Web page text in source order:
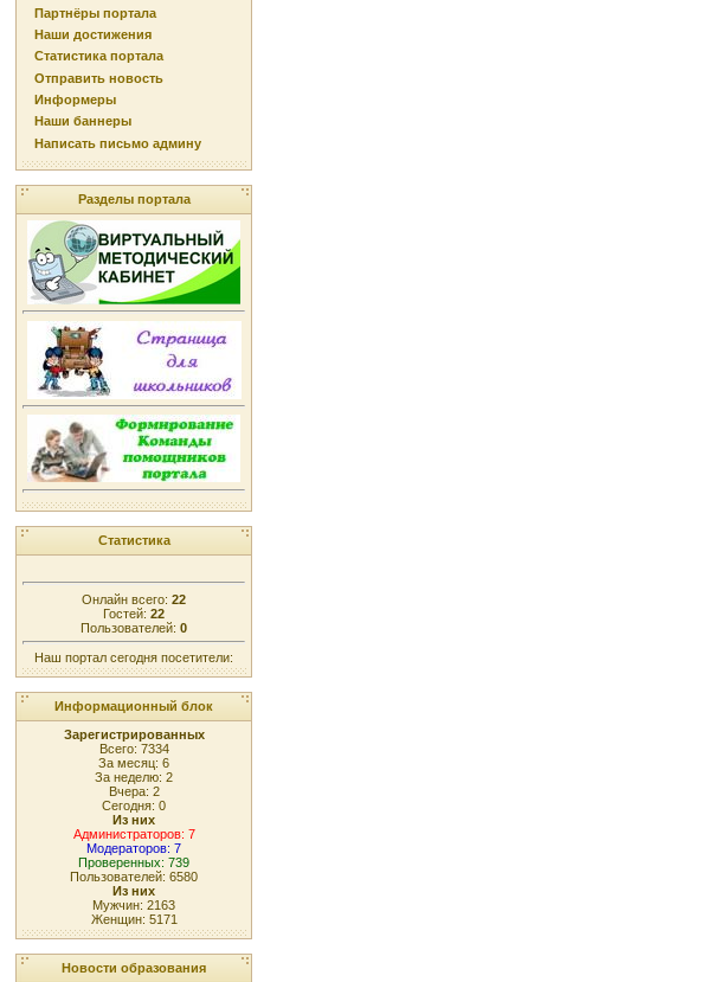
Партнёры портала
Наши достижения
Статистика портала
Отправить новость
Информеры
Наши баннеры
Написать письмо админу
Разделы портала
Статистика
Онлайн всего: 22
Гостей: 22
Пользователей: 0
Наш портал сегодня посетители:
Информационный блок
Зарегистрированных
Всего: 7334
За месяц: 6
За неделю: 2
Вчера: 2
Сегодня: 0
Из них
Администраторов: 7
Модераторов: 7
Проверенных: 739
Пользователей: 6580
Из них
Мужчин: 2163
Женщин: 5171
Новости образования